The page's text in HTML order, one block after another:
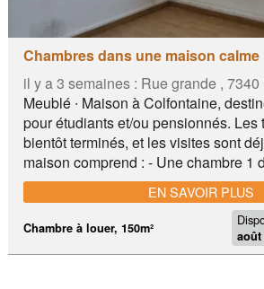
Chambres dans une maison calme
il y a 3 semaines : Rue grande ,
Meublé ∙ Maison à Colfontaine,
pour étudiants et/ou pensionnés. Les
bientôt terminés, et les visites sont
maison comprend : - Une chambre 1
450€/mois - Une chambre 2 de 21,
Une chambre 3 divisée en deux
6 m² à 550€/mois - Une chambre
600€/mois. Toutes seront meublées
les charges. Un bail accompagné
Chambre à louer, 150m²
août
EN SAVOIR PLUS